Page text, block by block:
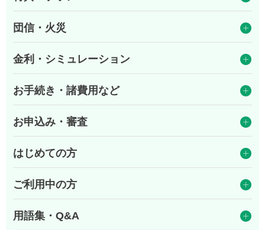
団信・火災
金利・シミュレーション
お手続き・諸費用など
お申込み・審査
はじめての方
ご利用中の方
用語集・Q&A